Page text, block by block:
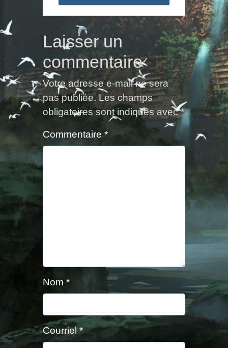
Laisser un
commentaire
Votre adresse e-mail ne sera
pas publiée. Les champs
obligatoires sont indiqués avec*
Commentaire *
Nom *
Courriel *